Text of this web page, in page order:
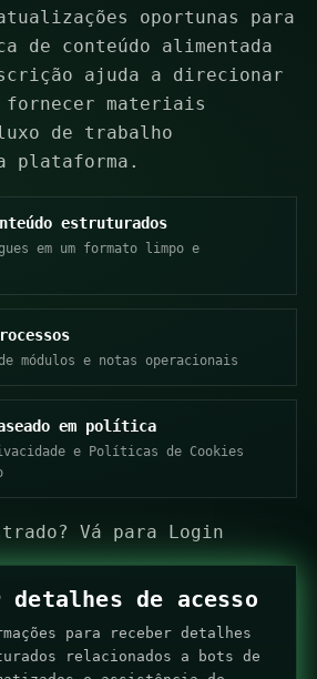
oportunas para
de conteúdo alimentada
ajuda a direcionar
materiais
de trabalho
plataforma.
estruturados
em um formato limpo e
módulos e notas operacionais
em política
e Políticas de Cookies
Vá para Login
de acesso
para receber detalhes
relacionados a bots de